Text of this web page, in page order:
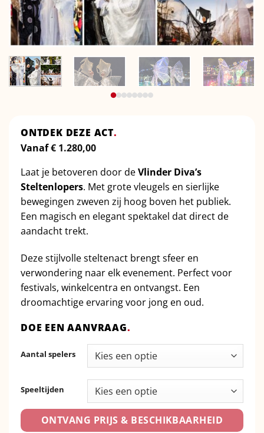
ONTDEK DEZE ACT.
Vanaf€ 1.280,00
Laat je betoveren door deVlinder Diva’s
Steltenlopers. Met grote vleugels en sierlijke
bewegingen zweven zij hoog boven het publiek.
Een magisch en elegant spektakel dat direct de
aandacht trekt.
Deze stijlvolle steltenact brengt sfeer en
verwondering naar elk evenement. Perfect voor
festivals, winkelcentra en ontvangst. Een
droomachtige ervaring voor jong en oud.
DOE EEN AANVRAAG.
Aantal spelers
Speeltijden
ONTVANG PRIJS & BESCHIKBAARHEID